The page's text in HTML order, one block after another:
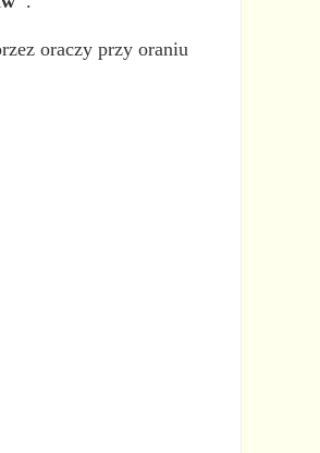
oraczy przy oraniu